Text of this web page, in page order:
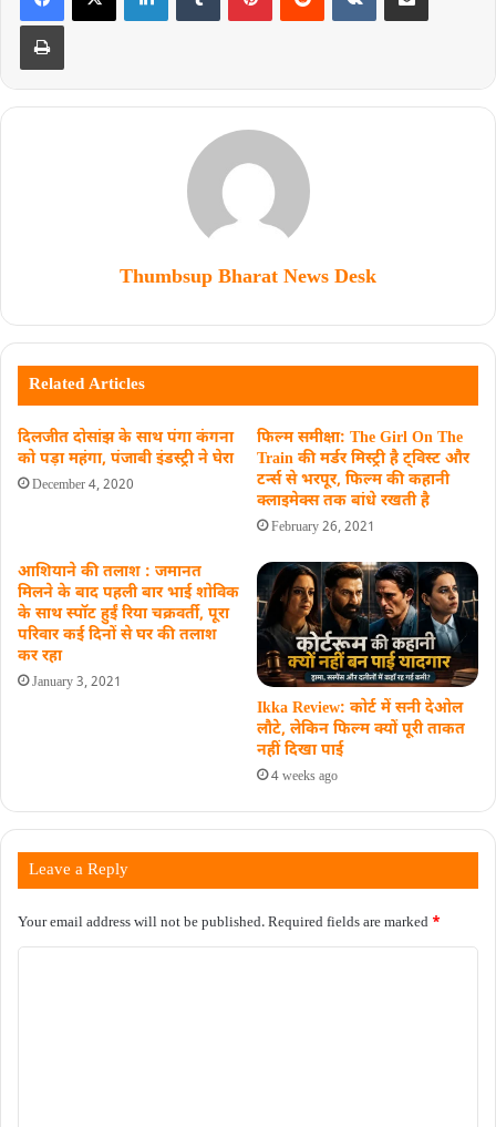
Thumbsup Bharat News Desk
Related Articles
दिलजीत दोसांझ के साथ पंगा कंगना
को पड़ा महंगा, पंजाबी इंडस्ट्री ने घेरा
December 4, 2020
फिल्म समीक्षा: The Girl On The
Train की मर्डर मिस्ट्री है ट्विस्ट और
टर्न्स से भरपूर, फिल्म की कहानी
क्लाइमेक्स तक बांधे रखती है
February 26, 2021
आशियाने की तलाश : जमानत
मिलने के बाद पहली बार भाई शोविक
के साथ स्पॉट हुईं रिया चक्रवर्ती, पूरा
परिवार कई दिनों से घर की तलाश
कर रहा
January 3, 2021
Ikka Review: कोर्ट में सनी देओल
लौटे, लेकिन फिल्म क्यों पूरी ताकत
नहीं दिखा पाई
4 weeks ago
Leave a Reply
Your email address will not be published.Required fields are marked *